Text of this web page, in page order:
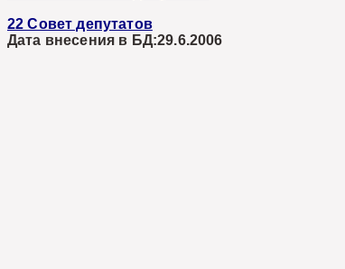
22 Совет депутатов
Дата внесения в БД:29.6.2006